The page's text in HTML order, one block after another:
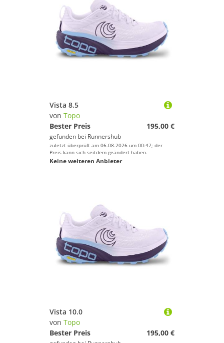
Vista 8.5
von Topo
Bester Preis
195,00 €
gefunden bei Runnershub
zuletzt überprüft am 06.08.2026 um 00:47; der
Preis kann sich seitdem geändert haben.
Keine weiteren Anbieter
Vista 10.0
von Topo
Bester Preis
195,00 €